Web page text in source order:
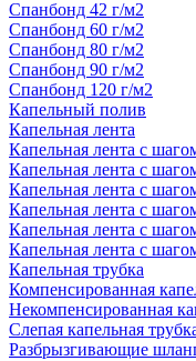
Спанбонд 42 г/м2
Спанбонд 60 г/м2
Спанбонд 80 г/м2
Спанбонд 90 г/м2
Спанбонд 120 г/м2
Капельный полив
Капельная лента
Капельная лента с
Капельная лента с
Капельная лента с
Капельная лента с
Капельная лента с
Капельная лента с
Капельная трубка
Компенсированная
Некомпенсированная
Слепая капельная
Разбрызгивающие